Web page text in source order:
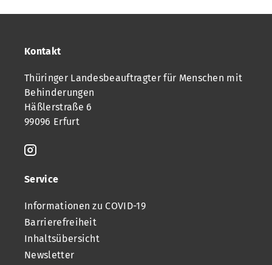
Kontakt
Thüringer Landesbeauftragter für Menschen mit
Behinderungen
Häßlerstraße 6
99096 Erfurt
Service
Informationen zu COVID-19
Barrierefreiheit
Inhaltsübersicht
Newsletter